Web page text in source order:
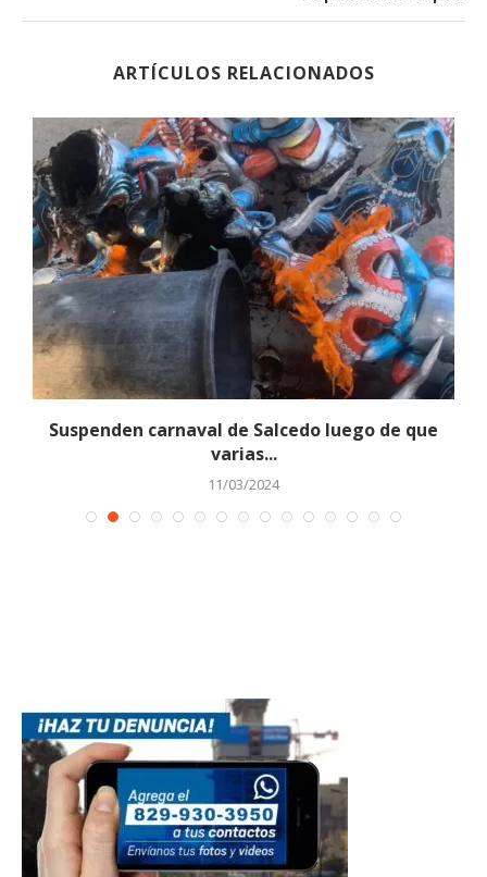
ARTÍCULOS RELACIONADOS
Suspenden carnaval de Salcedo luego de que
varias...
11/03/2024